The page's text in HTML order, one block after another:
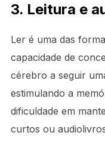
3. Leitura e
Ler é uma das
capacidade de
cérebro a seguir
estimulando a
dificuldade em
curtos ou